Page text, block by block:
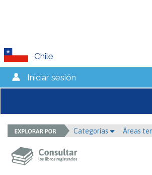
Chile
Iniciar sesión
Categorías Áreas